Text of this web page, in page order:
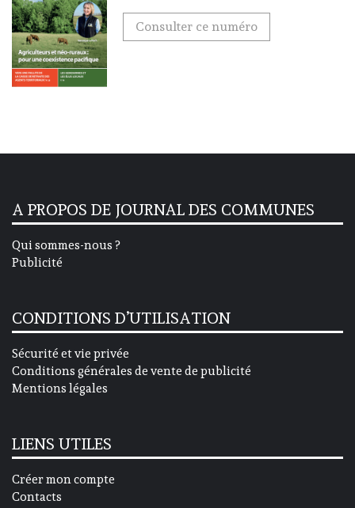
Consulter ce numéro
A PROPOS DE JOURNAL DES COMMUNES
Qui sommes-nous ?
Publicité
CONDITIONS D’UTILISATION
Sécurité et vie privée
Conditions générales de vente de publicité
Mentions légales
LIENS UTILES
Créer mon compte
Contacts